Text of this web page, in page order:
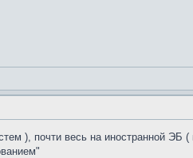
), почти весь на иностранной ЭБ